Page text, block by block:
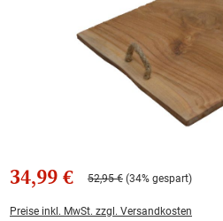
34,99 € 52,95 € (34% gespart)
Preise inkl. MwSt. zzgl. Versandkosten